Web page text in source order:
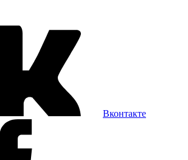
Вконтакте